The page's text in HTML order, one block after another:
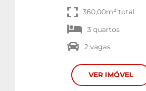
360,00m² total
3 quartos
2 vagas
VER IMÓVEL